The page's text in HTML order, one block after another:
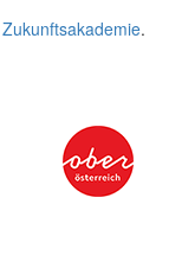
Zukunftsakademie.